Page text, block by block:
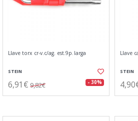
Llave torx cr-v.c/ag. est.9p.larga
STEIN
6,91€ 9,82€ - 30%
Llave
STEIN